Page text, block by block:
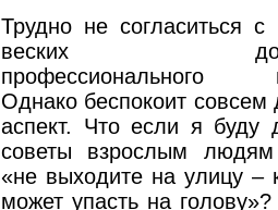
Трудно не согласиться с
веских
профессионального
Однако беспокоит совсем
аспект. Что если я буду
советы взрослым
«не выходите на улицу –
может упасть на